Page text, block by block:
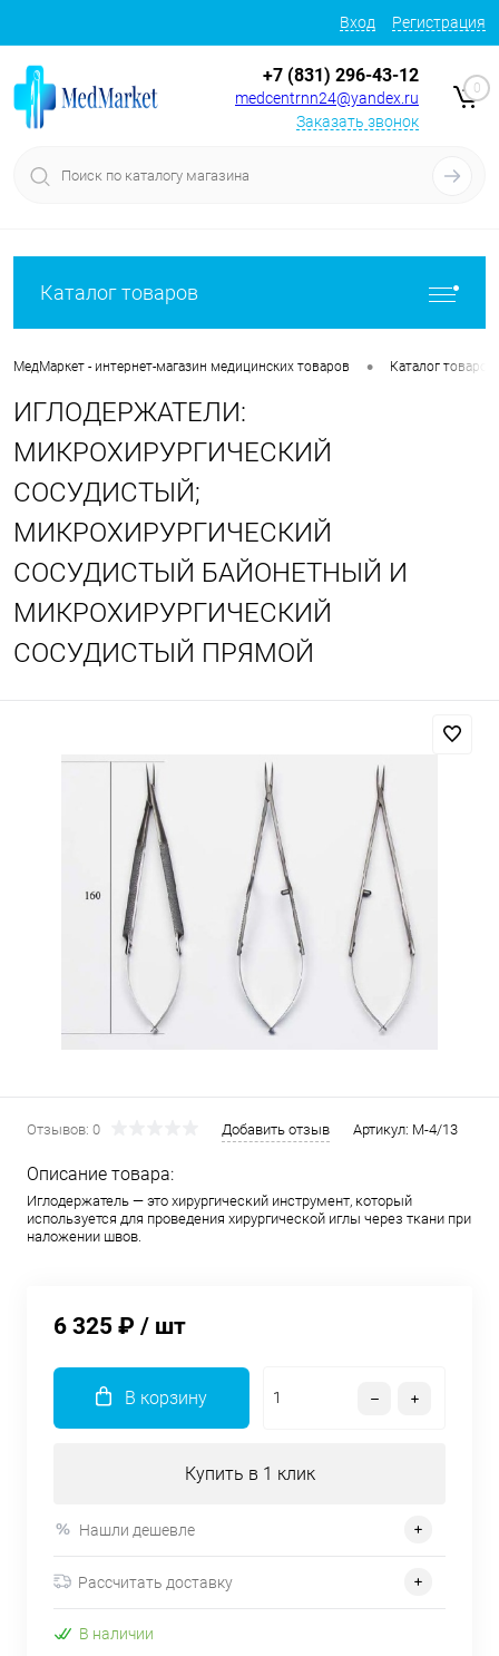
Вход Регистрация
+7 (831) 296-43-12
medcentrnn24@yandex.ru
Заказать звонок
0
Каталог товаров
МедМаркет - интернет-магазин медицинских товаров • Каталог товаров
ИГЛОДЕРЖАТЕЛИ:
МИКРОХИРУРГИЧЕСКИЙ
СОСУДИСТЫЙ;
МИКРОХИРУРГИЧЕСКИЙ
СОСУДИСТЫЙ БАЙОНЕТНЫЙ И
МИКРОХИРУРГИЧЕСКИЙ
СОСУДИСТЫЙ ПРЯМОЙ
Отзывов: 0 Добавить отзыв Артикул: М-4/13
Описание товара:
Иглодержатель — это хирургический инструмент, который
используется для проведения хирургической иглы через ткани при
наложении швов.
6 325 ₽ / шт
В корзину
Купить в 1 клик
Нашли дешевле
Рассчитать доставку
В наличии